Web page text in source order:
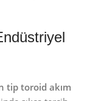
tip toroid akım